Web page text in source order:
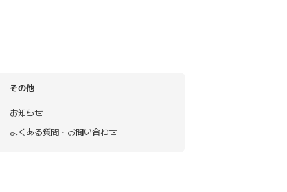
その他
お知らせ
よくある質問・お問い合わせ